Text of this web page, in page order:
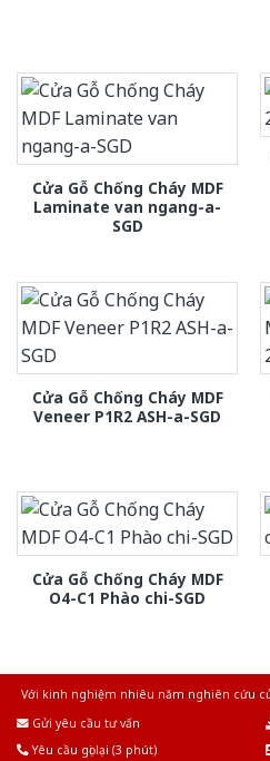
Cửa Gỗ Chống Cháy MDF
Laminate van ngang-a-
SGD
Cửa Gỗ Chống Cháy MDF
Veneer P1R2 ASH-a-SGD
Cửa Gỗ Chống Cháy MDF
O4-C1 Phào chi-SGD
Với kinh nghiệm nhiêu năm nghiên cứu
Gửi yêu cầu tư vấn
Yêu cầu gọi lại (3 phút)